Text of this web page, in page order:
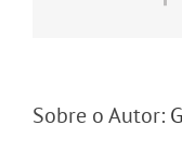
Sobre o Autor: